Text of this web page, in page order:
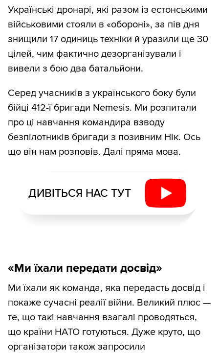
Українські дронарі, які разом із естонськими
військовими стояли в «обороні», за пів дня
знищили 17 одиниць техніки й уразили ще 30
цілей, чим фактично дезорганізували і
вивели з бою два батальйони.
Серед учасників з українського боку були
бійці 412-ї бригади Nemesis. Ми розпитали
про ці навчання командира взводу
безпілотників бригади з позивним Нік. Ось
що він нам розповів. Далі пряма мова.
ДИВІТЬСЯ НАС ТУТ
«Ми їхали передати досвід»
Ми їхали як команда, яка передасть досвід і
покаже сучасні реалії війни. Великий плюс —
те, що такі навчання взагалі проводяться,
що країни НАТО готуються. Дуже круто, що
організатори також запросили